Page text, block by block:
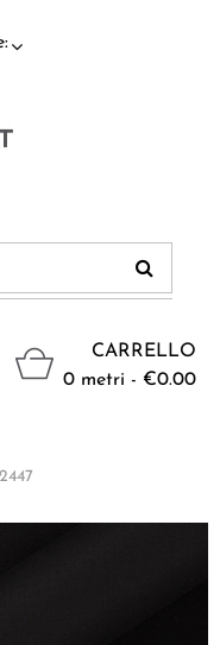
CARRELLO
0 metri - €0.00